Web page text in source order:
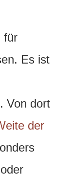
für
Es ist
Von dort
der